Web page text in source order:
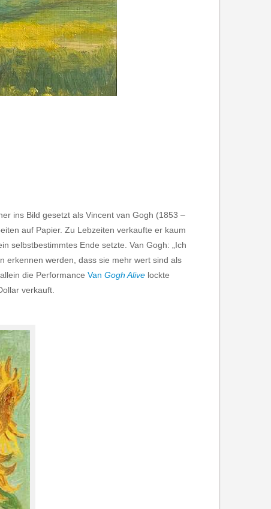
ins Bild gesetzt als Vincent van Gogh (1853 –
auf Papier. Zu Lebzeiten verkaufte er kaum
selbstbestimmtes Ende setzte. Van Gogh: „Ich
erkennen werden, dass sie mehr wert sind als
die Performance Van Gogh Alive lockte
verkauft.